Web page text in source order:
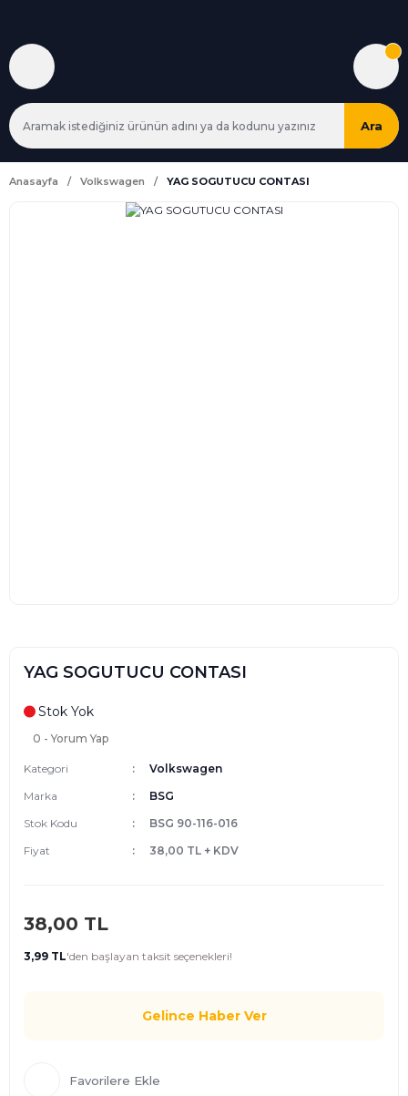
Ara
Anasayfa Volkswagen YAG SOGUTUCU CONTASI
YAG SOGUTUCU CONTASI
Stok Yok
0 - Yorum Yap
Kategori
Volkswagen
Marka
BSG
Stok Kodu
BSG 90-116-016
Fiyat
38,00 TL + KDV
38,00 TL
3,99 TL'den başlayan taksit seçenekleri!
Gelince Haber Ver